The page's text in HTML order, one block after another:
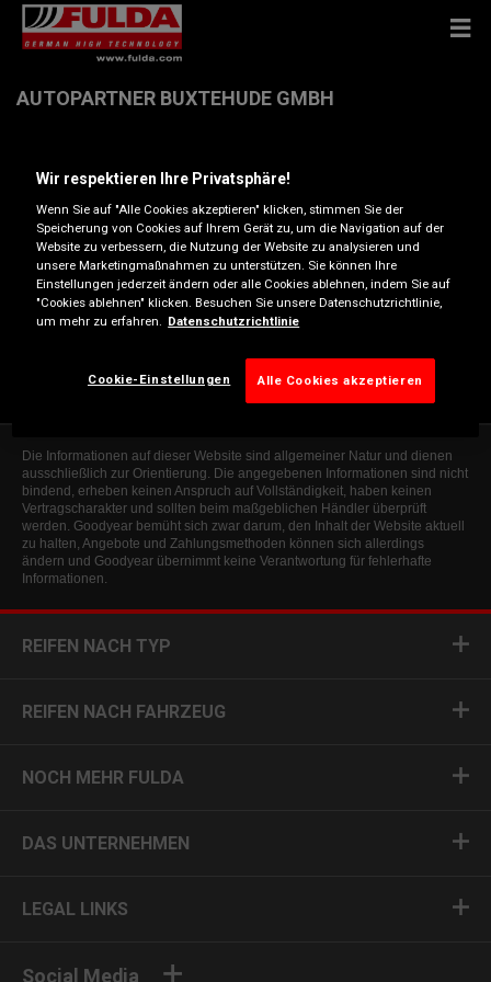
AUTOPARTNER BUXTEHUDE GMBH
Am Bahnhof Ottensen 8, 21614 BUXTEHUDE
Anfahrtsbeschreibung
Telefonnummer anzeigen
info@autopartner-buxtehude.de
Besuchen Sie die Website des Händlers
Die Informationen auf dieser Website sind allgemeiner Natur und dienen
ausschließlich zur Orientierung. Die angegebenen Informationen sind nicht
bindend, erheben keinen Anspruch auf Vollständigkeit, haben keinen
Vertragscharakter und sollten beim maßgeblichen Händler überprüft
werden. Goodyear bemüht sich zwar darum, den Inhalt der Website aktuell
zu halten, Angebote und Zahlungsmethoden können sich allerdings
ändern und Goodyear übernimmt keine Verantwortung für fehlerhafte
Informationen.
REIFEN NACH TYP
REIFEN NACH FAHRZEUG
NOCH MEHR FULDA
DAS UNTERNEHMEN
Social Media
LEGAL LINKS
Wir respektieren Ihre Privatsphäre!
Wenn Sie auf "Alle Cookies akzeptieren" klicken, stimmen Sie der
Speicherung von Cookies auf Ihrem Gerät zu, um die Navigation auf der
Website zu verbessern, die Nutzung der Website zu analysieren und
unsere Marketingmaßnahmen zu unterstützen. Sie können Ihre
Einstellungen jederzeit ändern oder alle Cookies ablehnen, indem Sie auf
"Cookies ablehnen" klicken. Besuchen Sie unsere Datenschutzrichtlinie,
um mehr zu erfahren. Datenschutzrichtlinie
Cookie-Einstellungen Alle Cookies akzeptieren